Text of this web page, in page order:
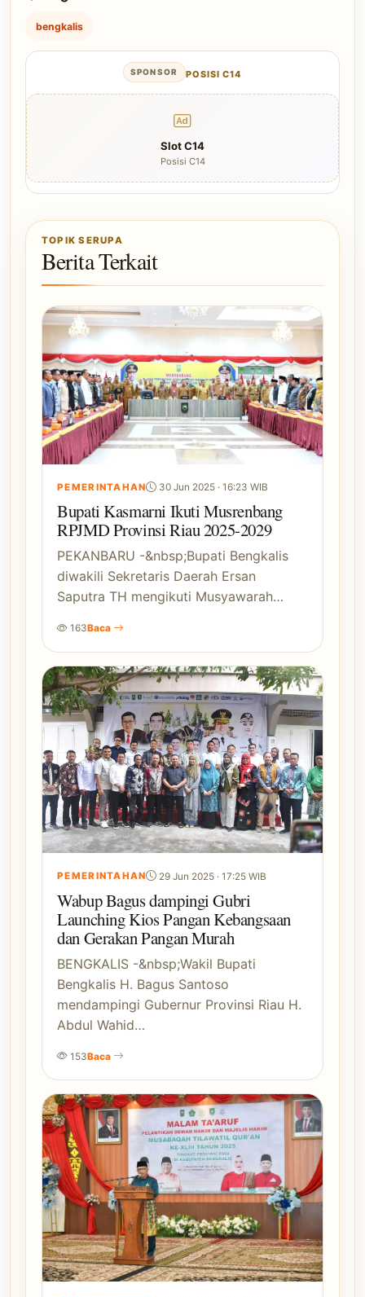
bengkalis
SPONSOR POSISI C14
Slot C14
Posisi C14
TOPIK SERUPA
Berita Terkait
PEMERINTAHAN 30 Jun 2025 · 16:23 WIB
Bupati Kasmarni Ikuti Musrenbang
RPJMD Provinsi Riau 2025-2029
PEKANBARU -&nbsp;Bupati Bengkalis
diwakili Sekretaris Daerah Ersan
Saputra TH mengikuti Musyawarah…
163Baca
PEMERINTAHAN 29 Jun 2025 · 17:25 WIB
Wabup Bagus dampingi Gubri
Launching Kios Pangan Kebangsaan
dan Gerakan Pangan Murah
BENGKALIS -&nbsp;Wakil Bupati
Bengkalis H. Bagus Santoso
mendampingi Gubernur Provinsi Riau H.
Abdul Wahid…
153Baca